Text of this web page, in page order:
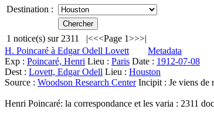
Destination :
1 notice(s) sur 2311 |<<<Page 1>>>|
H. Poincaré à Edgar Odell Lovett
Metadata
Exp : Poincaré, Henri Lieu : Paris Date : 1912-07-08
Dest : Lovett, Edgar Odell Lieu : Houston
Source : Woodson Research CenterIncipit : Je viens de
Henri Poincaré: la correspondance et les varia : 2311